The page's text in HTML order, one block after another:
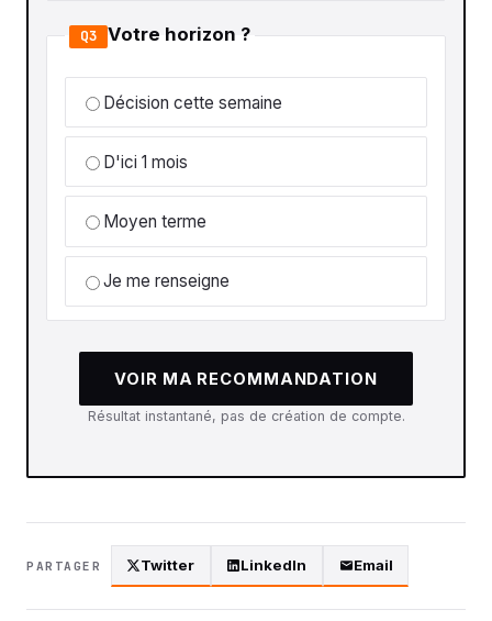
Q3 Votre horizon ?
Décision cette semaine
D'ici 1 mois
Moyen terme
Je me renseigne
VOIR MA RECOMMANDATION
Résultat instantané, pas de création de compte.
PARTAGER Twitter LinkedIn Email